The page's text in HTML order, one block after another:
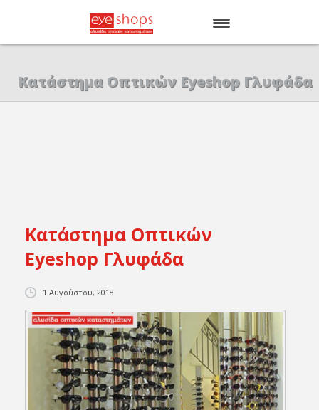
Κατάστημα Οπτικών Eyeshop Γλυφάδα
Κατάστημα Οπτικών
Eyeshop Γλυφάδα
1 Αυγούστου, 2018